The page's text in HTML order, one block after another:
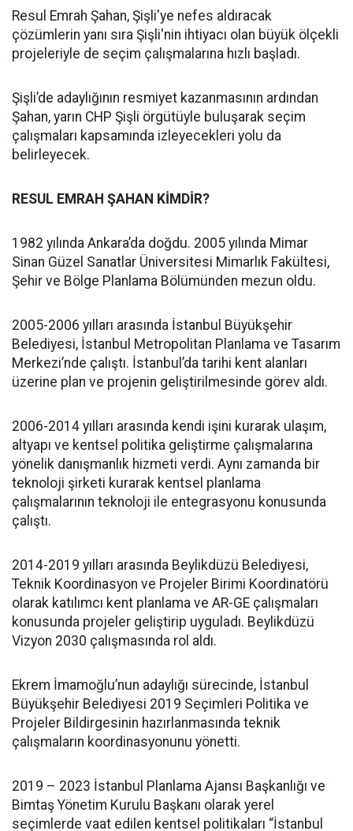
Resul Emrah Şahan, Şişli'ye nefes aldıracak
çözümlerin yanı sıra Şişli'nin ihtiyacı olan büyük ölçekli
projeleriyle de seçim çalışmalarına hızlı başladı.
Şişli’de adaylığının resmiyet kazanmasının ardından
Şahan, yarın CHP Şişli örgütüyle buluşarak seçim
çalışmaları kapsamında izleyecekleri yolu da
belirleyecek.
RESUL EMRAH ŞAHAN KİMDİR?
1982 yılında Ankara’da doğdu. 2005 yılında Mimar
Sinan Güzel Sanatlar Üniversitesi Mimarlık Fakültesi,
Şehir ve Bölge Planlama Bölümünden mezun oldu.
2005-2006 yılları arasında İstanbul Büyükşehir
Belediyesi, İstanbul Metropolitan Planlama ve Tasarım
Merkezi’nde çalıştı. İstanbul’da tarihi kent alanları
üzerine plan ve projenin geliştirilmesinde görev aldı.
2006-2014 yılları arasında kendi işini kurarak ulaşım,
altyapı ve kentsel politika geliştirme çalışmalarına
yönelik danışmanlık hizmeti verdi. Aynı zamanda bir
teknoloji şirketi kurarak kentsel planlama
çalışmalarının teknoloji ile entegrasyonu konusunda
çalıştı.
2014-2019 yılları arasında Beylikdüzü Belediyesi,
Teknik Koordinasyon ve Projeler Birimi Koordinatörü
olarak katılımcı kent planlama ve AR-GE çalışmaları
konusunda projeler geliştirip uyguladı. Beylikdüzü
Vizyon 2030 çalışmasında rol aldı.
Ekrem İmamoğlu’nun adaylığı sürecinde, İstanbul
Büyükşehir Belediyesi 2019 Seçimleri Politika ve
Projeler Bildirgesinin hazırlanmasında teknik
çalışmaların koordinasyonunu yönetti.
2019 – 2023 İstanbul Planlama Ajansı Başkanlığı ve
Bimtaş Yönetim Kurulu Başkanı olarak yerel
seçimlerde vaat edilen kentsel politikaları “İstanbul